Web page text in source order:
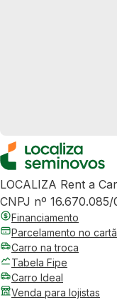
LOCALIZA Rent a
CNPJ nº 16.670.085/
Financiamento
Parcelamento no
Carro na troca
Tabela Fipe
Carro Ideal
Venda para lojistas